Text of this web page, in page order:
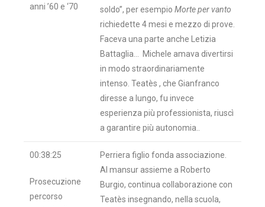
anni ’60 e ‘70
soldo”, per esempio Morte per vanto
richiedette 4 mesi e mezzo di prove.
Faceva una parte anche Letizia
Battaglia… Michele amava divertirsi
in modo straordinariamente
intenso. Teatès , che Gianfranco
diresse a lungo, fu invece
esperienza più professionista, riuscì
a garantire più autonomia..
00:38:25
Prosecuzione
percorso
Perriera figlio fonda associazione.
Al mansur assieme a Roberto
Burgio, continua collaborazione con
Teatès insegnando, nella scuola,